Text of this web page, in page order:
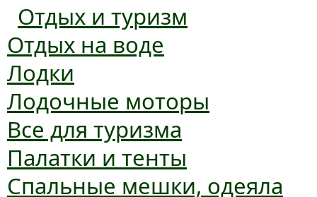
Отдых и туризм
Отдых на воде
Лодки
Лодочные моторы
Все для туризма
Палатки и тенты
Спальные мешки, одеяла